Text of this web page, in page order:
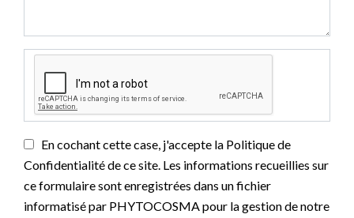
En cochant cette case, j'accepte la Politique de
Confidentialité de ce site. Les informations recueillies sur
ce formulaire sont enregistrées dans un fichier
informatisé par PHYTOCOSMA pour la gestion de notre